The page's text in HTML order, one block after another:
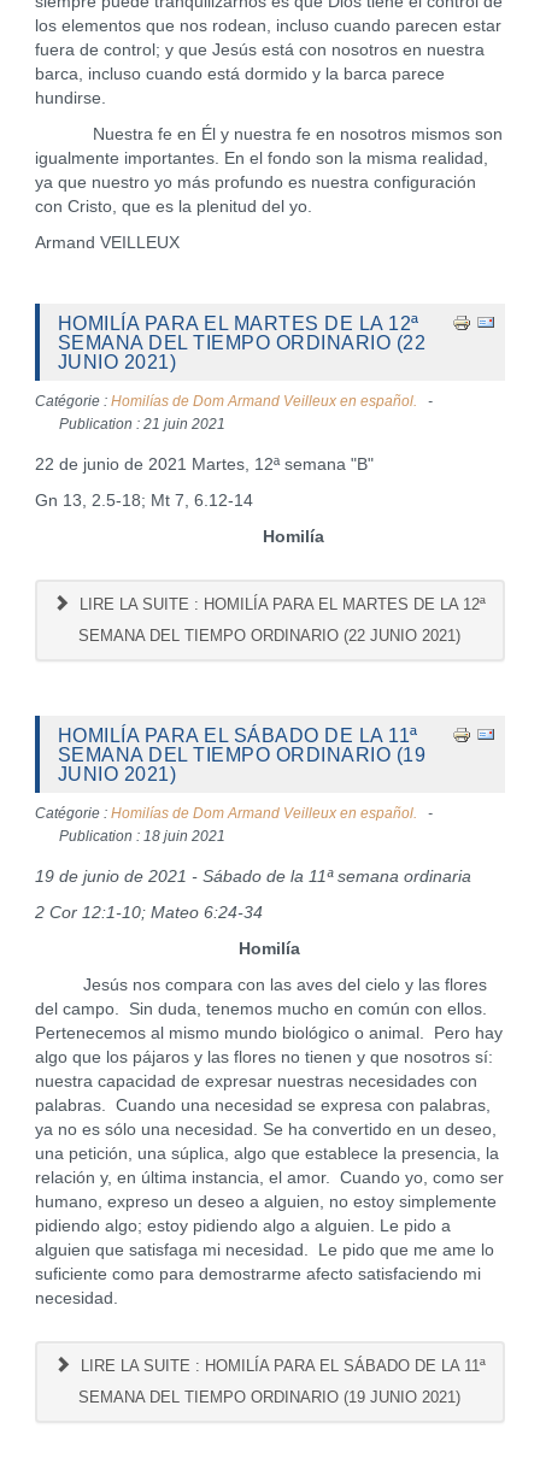
los elementos que nos rodean, incluso cuando parecen estar
fuera de control; y que Jesús está con nosotros en nuestra
barca, incluso cuando está dormido y la barca parece
hundirse.
Nuestra fe en Él y nuestra fe en nosotros mismos son
igualmente importantes. En el fondo son la misma realidad,
ya que nuestro yo más profundo es nuestra configuración
con Cristo, que es la plenitud del yo.
Armand VEILLEUX
HOMILÍA PARA EL MARTES DE LA 12ª
SEMANA DEL TIEMPO ORDINARIO (22
JUNIO 2021)
Catégorie : Homilías de Dom Armand Veilleux en español.
Publication : 21 juin 2021
22 de junio de 2021 Martes, 12ª semana "B"
Gn 13, 2.5-18; Mt 7, 6.12-14
Homilía
LIRE LA SUITE : HOMILÍA PARA EL MARTES DE LA 12ª
SEMANA DEL TIEMPO ORDINARIO (22 JUNIO 2021)
HOMILÍA PARA EL SÁBADO DE LA 11ª
SEMANA DEL TIEMPO ORDINARIO (19
JUNIO 2021)
Catégorie : Homilías de Dom Armand Veilleux en español.
Publication : 18 juin 2021
19 de junio de 2021 - Sábado de la 11ª semana ordinaria
2 Cor 12:1-10; Mateo 6:24-34
Homilía
Jesús nos compara con las aves del cielo y las flores
del campo. Sin duda, tenemos mucho en común con ellos.
Pertenecemos al mismo mundo biológico o animal. Pero hay
algo que los pájaros y las flores no tienen y que nosotros sí:
nuestra capacidad de expresar nuestras necesidades con
palabras. Cuando una necesidad se expresa con palabras,
ya no es sólo una necesidad. Se ha convertido en un deseo,
una petición, una súplica, algo que establece la presencia, la
relación y, en última instancia, el amor. Cuando yo, como ser
humano, expreso un deseo a alguien, no estoy simplemente
pidiendo algo; estoy pidiendo algo a alguien. Le pido a
alguien que satisfaga mi necesidad. Le pido que me ame lo
suficiente como para demostrarme afecto satisfaciendo mi
necesidad.
LIRE LA SUITE : HOMILÍA PARA EL SÁBADO DE LA 11ª
SEMANA DEL TIEMPO ORDINARIO (19 JUNIO 2021)